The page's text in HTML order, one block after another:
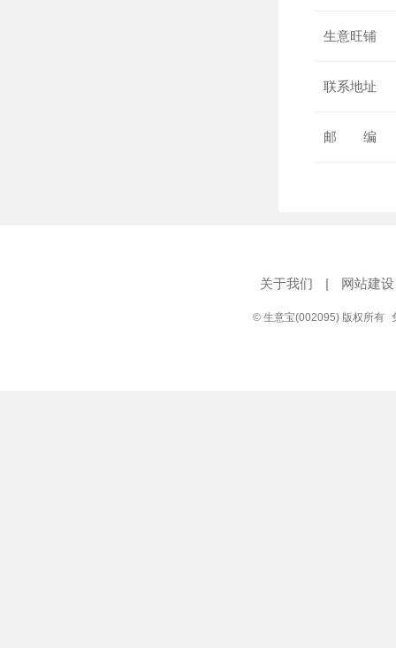
生意旺铺
联系地址
邮 编
关于我们 | 网站建设
© 生意宝(002095) 版权所有